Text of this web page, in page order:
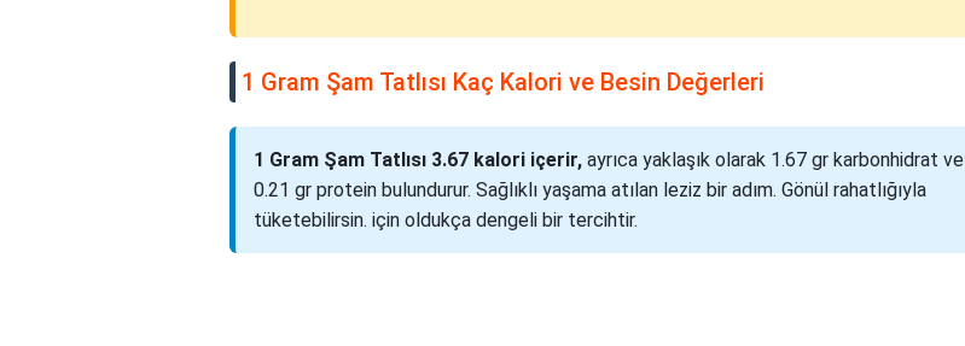
1 Gram Şam Tatlısı Kaç Kalori ve Besin Değerleri
1 Gram Şam Tatlısı 3.67 kalori içerir, ayrıca yaklaşık olarak 1.67 gr karbonhidrat ve
0.21 gr protein bulundurur. Sağlıklı yaşama atılan leziz bir adım. Gönül rahatlığıyla
tüketebilirsin. için oldukça dengeli bir tercihtir.